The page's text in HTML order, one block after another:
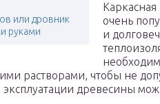
или дровник
руками
очень
и
растворами, чтобы не
эксплуатации древесины